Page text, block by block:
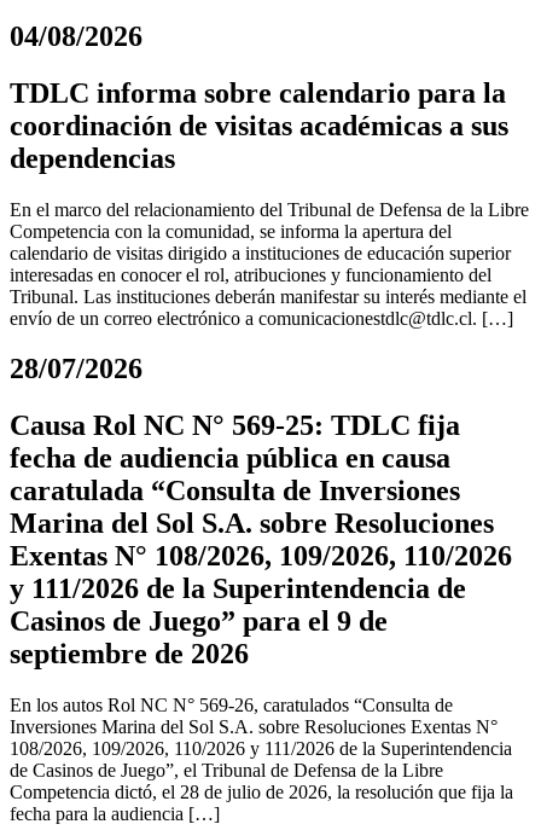
04/08/2026
TDLC informa sobre calendario para la
coordinación de visitas académicas a sus
dependencias
En el marco del relacionamiento del Tribunal de Defensa de la Libre
Competencia con la comunidad, se informa la apertura del
calendario de visitas dirigido a instituciones de educación superior
interesadas en conocer el rol, atribuciones y funcionamiento del
Tribunal. Las instituciones deberán manifestar su interés mediante el
envío de un correo electrónico a comunicacionestdlc@tdlc.cl. […]
28/07/2026
Causa Rol NC N° 569-25: TDLC fija
fecha de audiencia pública en causa
caratulada “Consulta de Inversiones
Marina del Sol S.A. sobre Resoluciones
Exentas N° 108/2026, 109/2026, 110/2026
y 111/2026 de la Superintendencia de
Casinos de Juego” para el 9 de
septiembre de 2026
En los autos Rol NC N° 569-26, caratulados “Consulta de
Inversiones Marina del Sol S.A. sobre Resoluciones Exentas N°
108/2026, 109/2026, 110/2026 y 111/2026 de la Superintendencia
de Casinos de Juego”, el Tribunal de Defensa de la Libre
Competencia dictó, el 28 de julio de 2026, la resolución que fija la
fecha para la audiencia […]